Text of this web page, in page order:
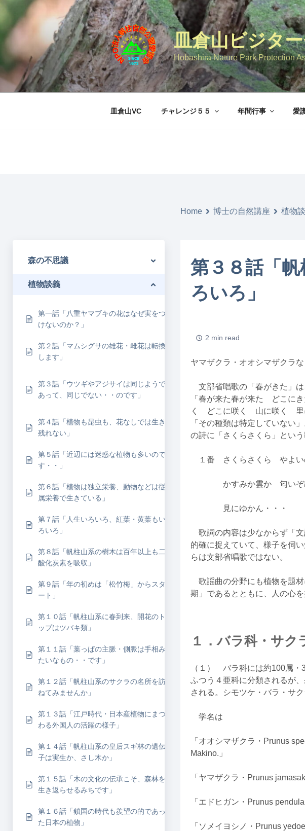
テ
へ
ス
キ
皿倉山ビジタ
Hobashira Nature Park Protection
皿倉山VC チャレンジ５５ 年間行事 愛
森の不思議
植物談義
第一話「八重ヤマブキの花はなぜ実をつ
けないのか？」
第２話「マムシグサの雄花・雌花は転換
します」
第３話「ウツギやアジサイは同じようで
あって、同じでない・・のです」
第４話「植物も昆虫も、花なしでは生き
残れない」
第５話「近辺には迷惑な植物も多いので
す・・」
第６話「植物は独立栄養、動物などは従
属栄養で生きている」
第７話「人生いろいろ、紅葉・黄葉もい
ろいろ」
第８話「帆柱山系の樹木は百年以上も二
酸化炭素を吸収」
第９話「年の初めは「松竹梅」からスタ
ート」
第１０話「帆柱山系に春到来、開花のト
ップはツバキ類」
第１１話「葉っぱの主脈・側脈は手相み
たいなもの・・です」
第１２話「帆柱山系のサクラの名所を訪
ねてみませんか」
第１３話「江戸時代・日本産植物にまつ
わる外国人の活躍の様子」
第１４話「帆柱山系の皇后スギ林の遺伝
子は実生か、さし木か」
第１５話「木の文化の伝承こそ、森林を
生き返らせるみちです」
第１６話「鎖国の時代も羨望の的であっ
た日本の植物」
Home 博士の自然講座 植物
第３８話「
ろいろ」
2 min read
ヤマザクラ・オオシマザクラ
文部省唱歌の「春がきた」
「春が来た春が来た どこ
く どこに咲く 山に咲く 里
「その種類は特定していない
の詩に「さくらさくら」という
１番 さくらさくら やよい
かすみか雲か 匂いぞ出
見にゆかん・・・
歌詞の内容は少なからず「
的確に捉えていて、様子を伺
らは文部省唱歌ではない。
歌謡曲の分野にも植物を題
期」であるとともに、人の心
１．バラ科・サク
（１） バラ科には約100属・
ふつう４亜科に分類されるが
される。シモツケ・バラ・サク
学名は
「オオシマザクラ・Prunus
Makino.」
「ヤマザクラ・Prunus
「エドヒガン・Prunus
「ソメイヨシノ・Prunus